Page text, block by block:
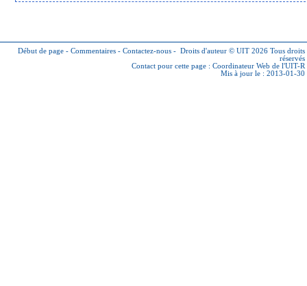
Début de page - Commentaires - Contactez-nous - Droits d'auteur © UIT 2026 Tous droits
réservés
Contact pour cette page : Coordinateur Web de l'UIT-R
Mis à jour le : 2013-01-30